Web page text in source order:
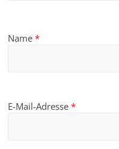
Name*
E-Mail-Adresse*